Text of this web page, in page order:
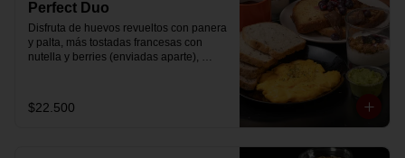
Perfect Duo
Disfruta de huevos revueltos con panera
y palta, más tostadas francesas con
nutella y berries (enviadas aparte),
mermelada de arándanos y granola
hecha en casa.
$22.500